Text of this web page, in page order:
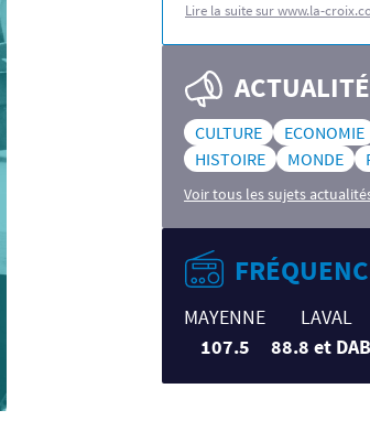
Lire la suite sur www.la-
CULTURE ECONOMIE
HISTOIRE
MONDE
Voir tous les sujets
MAYENNE
107.5
LAVAL
88.8 et